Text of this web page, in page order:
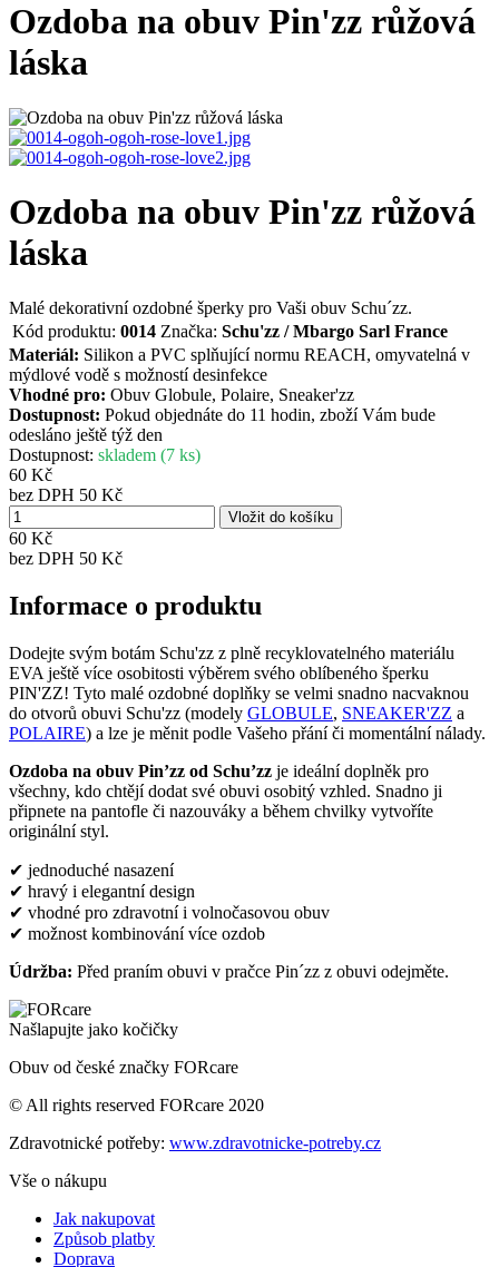
Ozdoba na obuv Pin'zz růžová
láska
Ozdoba na obuv Pin'zz růžová
láska
Malé dekorativní ozdobné šperky pro Vaši obuv Schu´zz.
Kód produktu: 0014 Značka: Schu'zz / Mbargo Sarl France
Materiál: Silikon a PVC splňující normu REACH, omyvatelná v
mýdlové vodě s možností desinfekce
Vhodné pro: Obuv Globule, Polaire, Sneaker'zz
Dostupnost: Pokud objednáte do 11 hodin, zboží Vám bude
odesláno ještě týž den
Dostupnost: skladem (7 ks)
60 Kč
bez DPH 50 Kč
60 Kč
bez DPH 50 Kč
Informace o produktu
Dodejte svým botám Schu'zz z plně recyklovatelného materiálu
EVA ještě více osobitosti výběrem svého oblíbeného šperku
PIN'ZZ! Tyto malé ozdobné doplňky se velmi snadno nacvaknou
do otvorů obuvi Schu'zz (modely GLOBULE, SNEAKER'ZZ a
POLAIRE) a lze je měnit podle Vašeho přání či momentální nálady.
Ozdoba na obuv Pin’zz od Schu’zz je ideální doplněk pro
všechny, kdo chtějí dodat své obuvi osobitý vzhled. Snadno ji
připnete na pantofle či nazouváky a během chvilky vytvoříte
originální styl.
✔ jednoduché nasazení
✔ hravý i elegantní design
✔ vhodné pro zdravotní i volnočasovou obuv
✔ možnost kombinování více ozdob
Údržba: Před praním obuvi v pračce Pin´zz z obuvi odejměte.
Našlapujte jako kočičky
Obuv od české značky FORcare
© All rights reserved FORcare 2020
Zdravotnické potřeby: www.zdravotnicke-potreby.cz
Vše o nákupu
Jak nakupovat
Způsob platby
Doprava